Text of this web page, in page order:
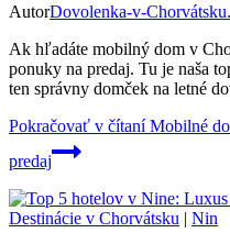
AutorDovolenka-v-
Ak hľadáte mobilný dom v
ponuky na predaj. Tu je naša
ten správny domček na letné
Pokračovať v čítaníMobilné
predaj
Destinácie v Chorvátsku | Nin